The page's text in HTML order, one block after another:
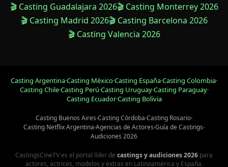
🎬 Casting Guadalajara 2026🎬 Casting Monterrey 2026
🎬 Casting Madrid 2026🎬 Casting Barcelona 2026
🎬 Casting Valencia 2026
Casting Argentina·Casting México·Casting España·Casting Colombia·
Casting Chile·Casting Perú·Casting Uruguay·Casting Paraguay·
Casting Ecuador·Casting Bolivia
Casting Buenos Aires·Casting Córdoba·Casting Rosario·
Casting Netflix Argentina·Agencias de Actores·Guía de Castings·
Audiciones 2026
CastingsCineTV es el portal líder de castings y audiciones 2026 para
actores, actrices, modelos y extras en Latinoamérica y España.